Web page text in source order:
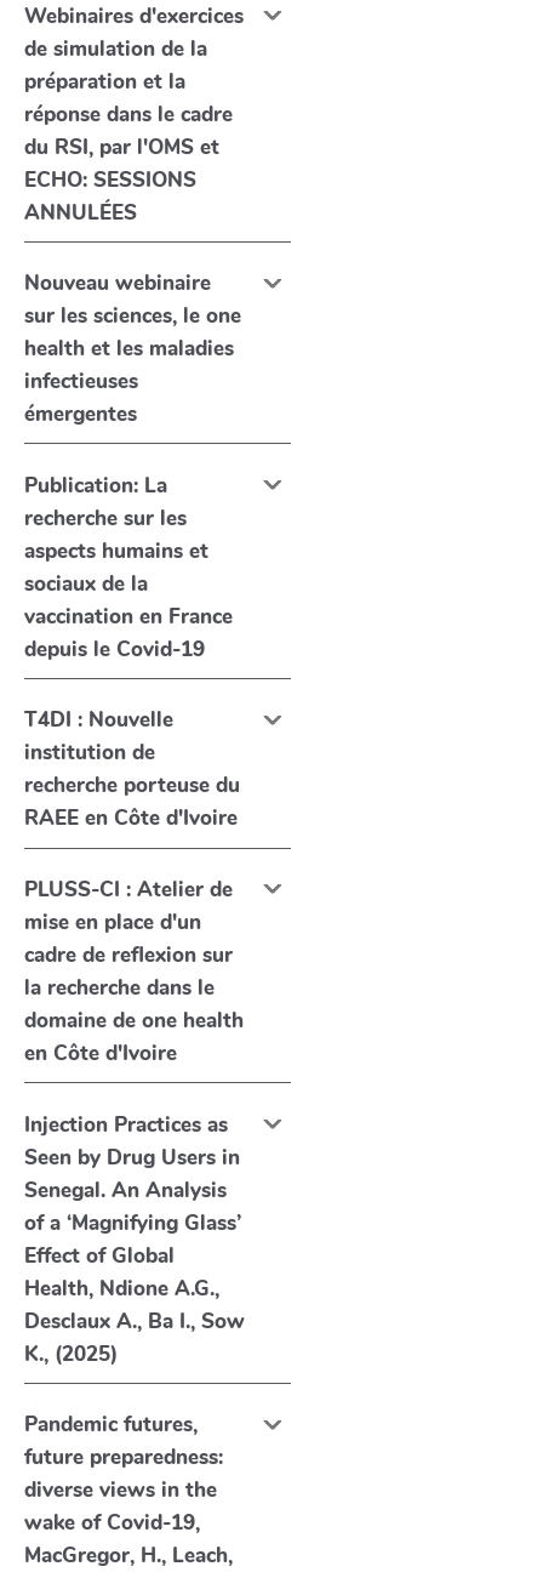
Webinaires d'exercices
de simulation de la
préparation et la
réponse dans le cadre
du RSI, par l'OMS et
ECHO: SESSIONS
ANNULÉES
Nouveau webinaire
sur les sciences, le one
health et les maladies
infectieuses
émergentes
Publication: La
recherche sur les
aspects humains et
sociaux de la
vaccination en France
depuis le Covid-19
T4DI : Nouvelle
institution de
recherche porteuse du
RAEE en Côte d'Ivoire
PLUSS-CI : Atelier de
mise en place d'un
cadre de reflexion sur
la recherche dans le
domaine de one health
en Côte d'Ivoire
Injection Practices as
Seen by Drug Users in
Senegal. An Analysis
of a ‘Magnifying Glass’
Effect of Global
Health, Ndione A.G.,
Desclaux A., Ba I., Sow
K., (2025)
Pandemic futures,
future preparedness:
diverse views in the
wake of Covid-19,
MacGregor, H., Leach,